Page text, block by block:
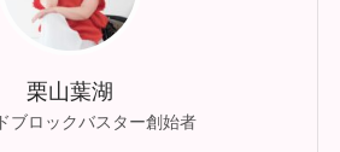
栗山葉湖
ブロックバスター創始者